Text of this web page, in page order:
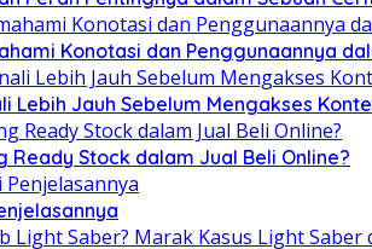
Konotasi dan Penggunaannya
Lebih Jauh Sebelum Mengakses
Stock dalam Jual Beli Online?